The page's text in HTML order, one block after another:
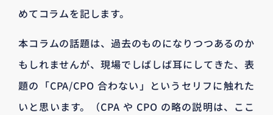
めてコラムを記します。
本コラムの話題は、過去のものになりつつあるのか
もしれませんが、現場でしばしば耳にしてきた、表
題の「CPA/CPO 合わない」というセリフに触れた
いと思います。（CPA や CPO の略の説明は、ここ